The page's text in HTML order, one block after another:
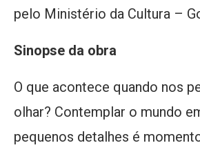
pelo Ministério da Cultura –
Sinopse da obra
O que acontece quando nos
olhar? Contemplar o mundo
pequenos detalhes é